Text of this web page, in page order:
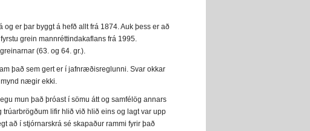
er þar byggt á hefð allt frá 1874. Auk þess er að
grein mannréttindakaflans frá 1995.
(63. og 64. gr.).
það sem gert er í jafnræðisreglunni. Svar okkar
nægir ekki.
mun það þróast í sömu átt og samfélög annars
lifir hlið við hlið eins og lagt var upp
að í stjórnarskrá sé skapaður rammi fyrir það